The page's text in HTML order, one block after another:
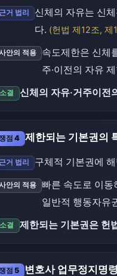
근거 법리
신체의 자유는 신
다. (헌법 제12조, 제
안의 적용
속도제한은 신체
주·이전의 자유
소결 신체의 자유·거주이전
점 4 제한되는 기본권의
근거 법리 구체적 기본권에
안의 적용
빠른 속도로 이
일반적 행동자유
소결 제한되는 기본권은 헌
점 5 변호사 업무정지명